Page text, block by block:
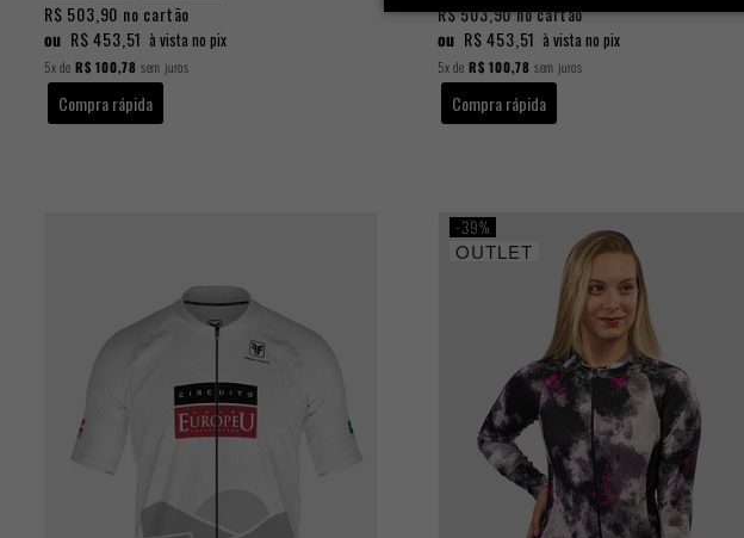
R$ 503,90 no cartão
ou R$ 453,51 à vista no pix
5xde R$ 100,78 sem juros
Compra rápida
R$ 503,90no cartão
ou R$ 453,51 à vista no pix
5xde R$ 100,78 sem juros
Compra rápida
OUTLET
39%